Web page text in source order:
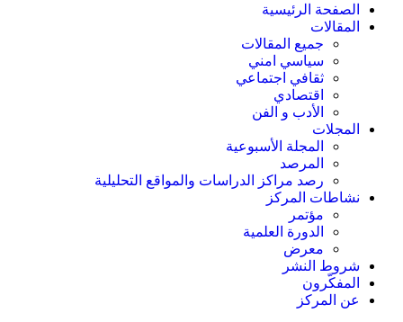
الصفحة الرئیسیة
المقالات
جمیع المقالات
سیاسي امني
ثقافي اجتماعي
اقتصادي
الأدب و الفن
المجلات
المجلة الأسبوعية
المرصد
رصد مراكز الدراسات والمواقع التحليلية
نشاطات المركز
مؤتمر
الدورة العلمیة
معرض
شروط النشر
المفکّرون
عن المركز